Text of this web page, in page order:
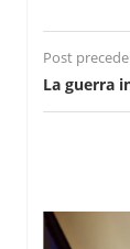
Post
La guerra